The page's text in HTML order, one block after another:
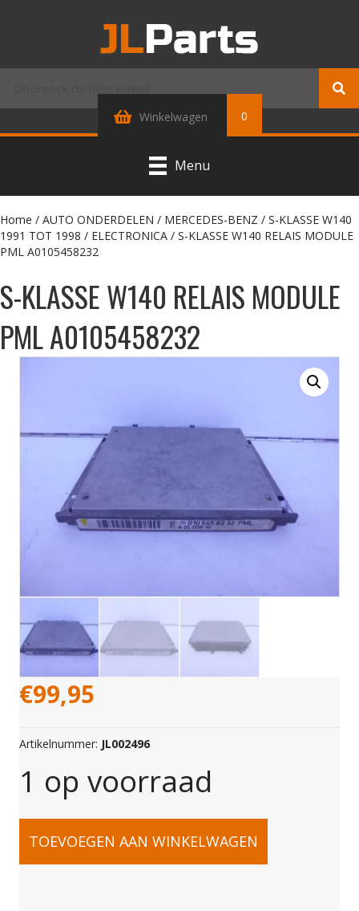
Winkelwagen 0
Menu
Home / AUTO ONDERDELEN / MERCEDES-BENZ / S-KLASSE W140
1991 TOT 1998 / ELECTRONICA / S-KLASSE W140 RELAIS MODULE
PML A0105458232
S-KLASSE W140 RELAIS MODULE
PML A0105458232
€99,95
Artikelnummer: JL002496
1 op voorraad
S-
TOEVOEGEN AAN WINKELWAGEN